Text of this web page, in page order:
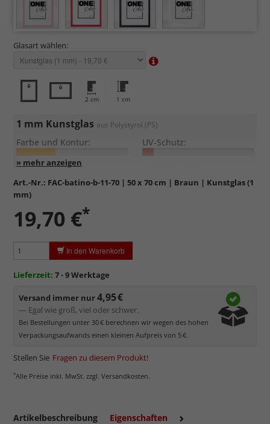
Glasart wählen:
2 cm 1 cm
1 mm Kunstglas aus Polystyrol (PS)
Farbe und Kontur: UV-Schutz:
Entspiegelung:
Günstig, leicht und bruchsicher
Sehr dünn, nicht formstabil
Formate ist somit etwas mühsam.
Ungleichmäßige Reflexionen
der biegsamen Scheibe.
die abgezogen werden muss.
Elektrostatischgeladen, dadurch werden Staub und feine
Partikel angezogen.
Art.-Nr.: FAC-batino-b-11-70 | 50 x 70 cm | Braun | Kunstglas (1
mm)
19,70 €*
In den Warenkorb
Lieferzeit: 7 - 9 Werktage
Versand immer nur4,95 €
— Egal wie groß, viel oder schwer.
Bei Bestellungen unter 30 € berechnen wir wegen des hohen
Verpackungsaufwands einen kleinen Aufpreis von 5 €.
Stellen Sie Fragen zu diesem Produkt!
*Alle Preise inkl. MwSt. zzgl. Versandkosten.
Artikelbeschreibung Eigenschaften